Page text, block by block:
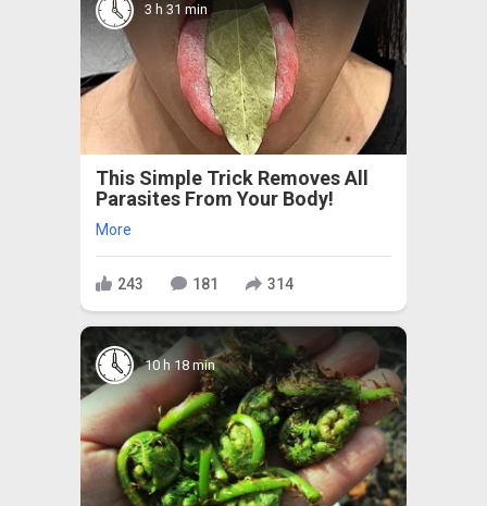
3 h 31 min
This Simple Trick Removes All
Parasites From Your Body!
More
243 181 314
10 h 18 min